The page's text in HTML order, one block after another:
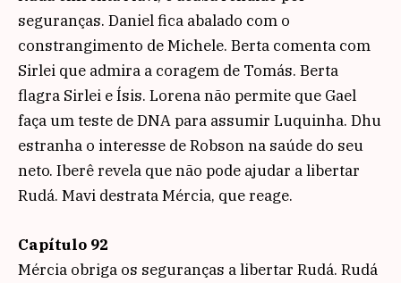
seguranças. Daniel fica abalado com o
constrangimento de Michele. Berta comenta com
Sirlei que admira a coragem de Tomás. Berta
flagra Sirlei e Ísis. Lorena não permite que Gael
faça um teste de DNA para assumir Luquinha. Dhu
estranha o interesse de Robson na saúde do seu
neto. Iberê revela que não pode ajudar a libertar
Rudá. Mavi destrata Mércia, que reage.
Capítulo 92
Mércia obriga os seguranças a libertar Rudá. Rudá